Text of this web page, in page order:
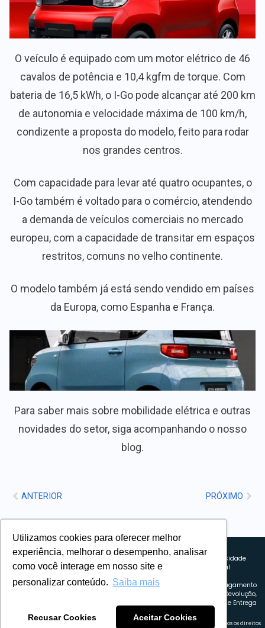
Utilizamos cookies para oferecer melhor
experiência, melhorar o desempenho, analisar
como você interage em nosso site e
personalizar conteúdo. Saiba mais
Recusar Cookies Aceitar Cookies
O veículo é equipado com um motor elétrico de 46
cavalos de potência e 10,4 kgfm de torque. Com
bateria de 16,5 kWh, o I-Go pode alcançar até 200 km
de autonomia e velocidade máxima de 100 km/h,
condizente a proposta do modelo, feito para rodar
nos grandes centros.
Com capacidade para levar até quatro ocupantes, o
I-Go também é voltado para o comércio, atendendo
a demanda de veículos comerciais no mercado
europeu, com a capacidade de transitar em espaços
restritos, comuns no velho continente.
O modelo também já está sendo vendido em países
da Europa, como Espanha e França.
Para saber mais sobre mobilidade elétrica e outras
novidades do setor, siga acompanhando o nosso
blog.
ANTERIOR PRÓXIMO
Explorando novos horizontes com
inovação e estratégia. Estamos
para um amanhã mais conectado e
Sobre nós
Política de privacidade
Política comercial
Política de Pagamento
Troca, Devolução,
Reembolso e Entrega
Retrocart Veiculos Eletricos LTDA CNPJ: 49.759.389/0001-42 | © 2024 Webeletrico. Todos os direitos